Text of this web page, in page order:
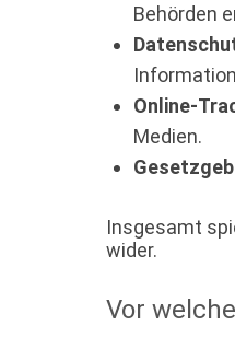
Behörden
Online-
Medien.
Insgesamt
wider.
Vor